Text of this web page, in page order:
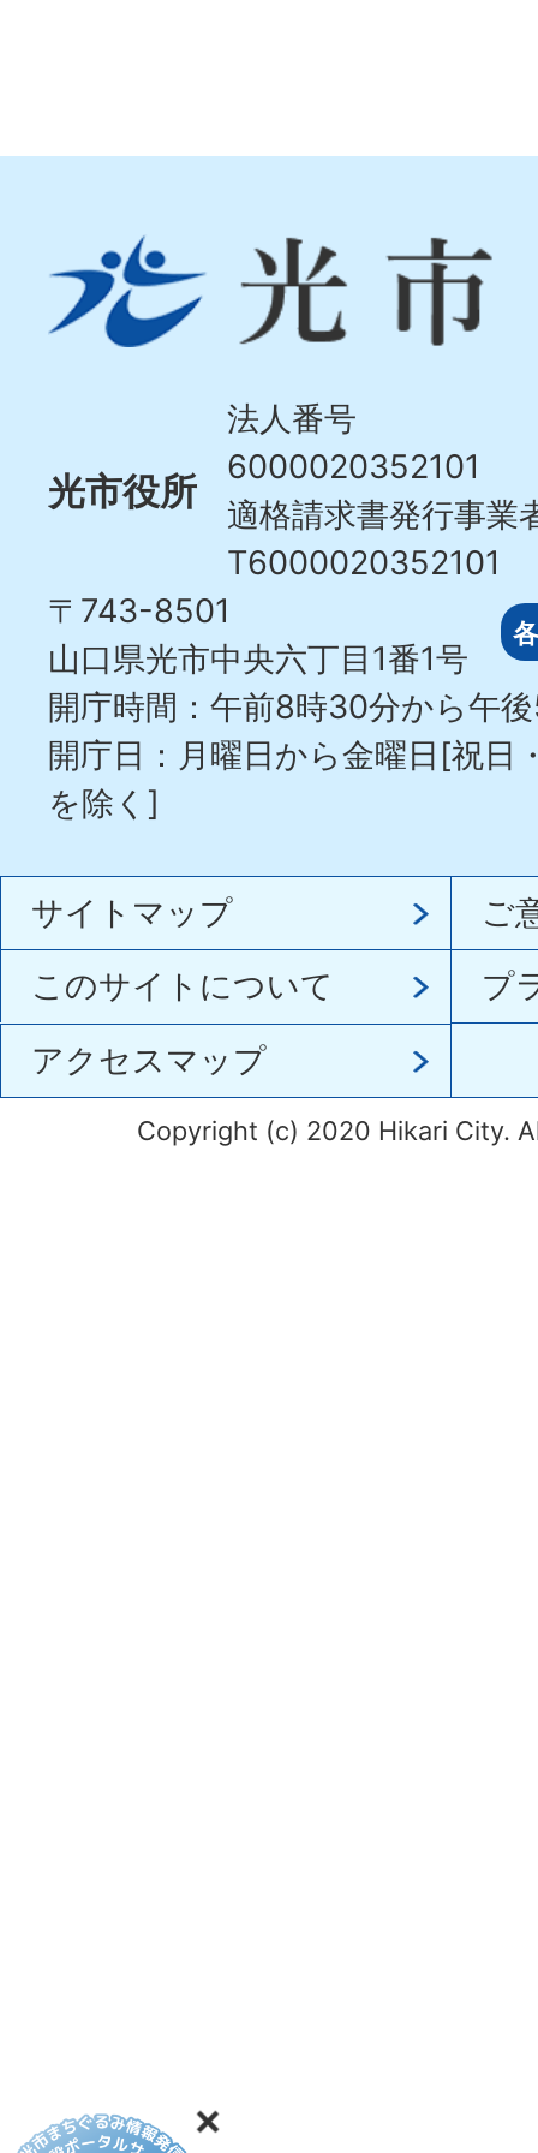
市
Hikari
光市役所
法人番号
6000020352101
適格請求書発行事業
T6000020352101
〒743-8501
山口県光市中央六丁目1番1号
開庁時間：午前8時30分から午
開庁日：月曜日から金曜日[祝日
を除く]
サイトマップ
ご
このサイトについて
プ
アクセスマップ
Copyright (c) 2020 Hikari City.